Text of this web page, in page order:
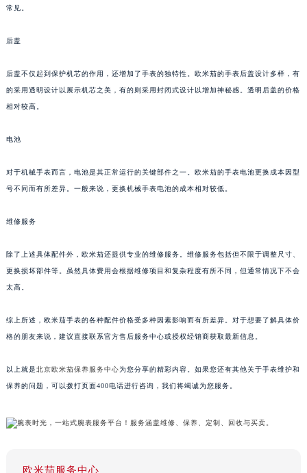
常见。
后盖
后盖不仅起到保护机芯的作用，还增加了手表的独特性。欧米茄的手表后盖设计多样，有
的采用透明设计以展示机芯之美，有的则采用封闭式设计以增加神秘感。透明后盖的价格
相对较高。
电池
对于机械手表而言，电池是其正常运行的关键部件之一。欧米茄的手表电池更换成本因型
号不同而有所差异。一般来说，更换机械手表电池的成本相对较低。
维修服务
除了上述具体配件外，欧米茄还提供专业的维修服务。维修服务包括但不限于调整尺寸、
更换损坏部件等。虽然具体费用会根据维修项目和复杂程度有所不同，但通常情况下不会
太高。
综上所述，欧米茄手表的各种配件价格受多种因素影响而有所差异。对于想要了解具体价
格的朋友来说，建议直接联系官方售后服务中心或授权经销商获取最新信息。
以上就是北京欧米茄保养服务中心为您分享的精彩内容。如果您还有其他关于手表维护和
保养的问题，可以拨打页面400电话进行咨询，我们将竭诚为您服务。
欧米茄服务中心